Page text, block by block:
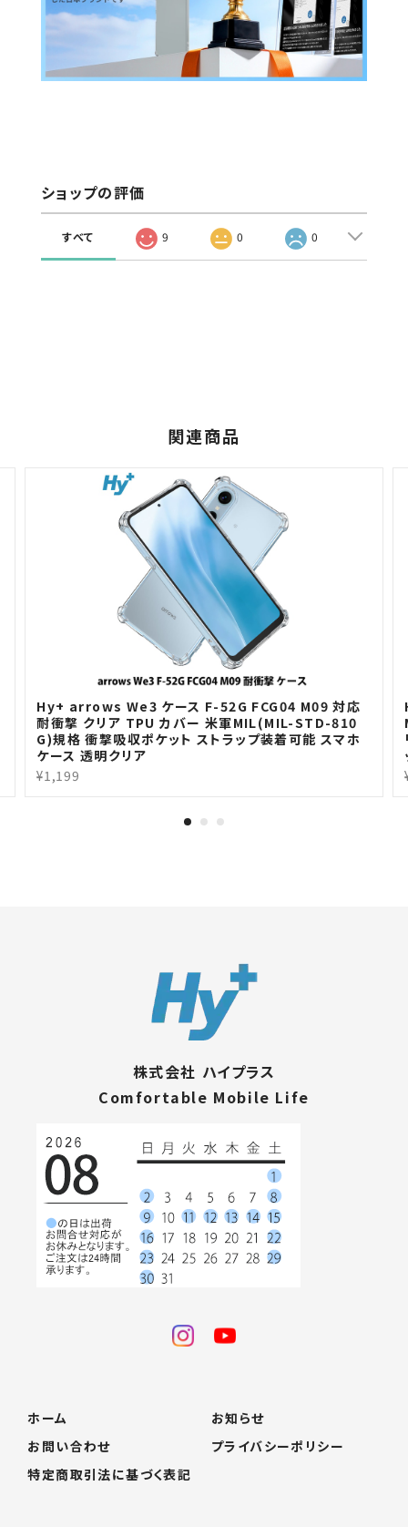
ショップの評価
すべて 9 0 0
関連商品
Hy+ arrows We3 ケース F-52G FCG04 M09 対応
耐衝撃 クリア TPU カバー 米軍MIL(MIL-STD-810
G)規格 衝撃吸収ポケット ストラップ装着可能 スマホ
ケース 透明クリア
¥1,199
株式会社 ハイプラス
Comfortable Mobile Life
ホーム
お知らせ
お問い合わせ
プライバシーポリシー
特定商取引法に基づく表記